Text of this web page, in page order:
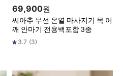
69,900원
씨아추 무선 온열 마사지기 목 어
깨 안마기 전용백포함 3종
3.7 (3)